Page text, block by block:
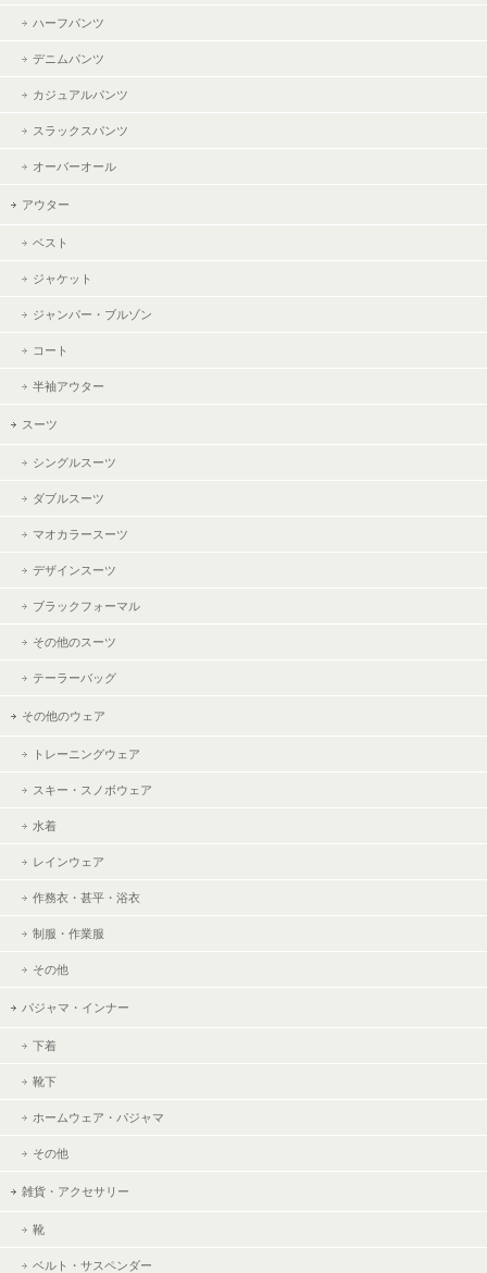
ハーフパンツ
デニムパンツ
カジュアルパンツ
スラックスパンツ
オーバーオール
アウター
ベスト
ジャケット
ジャンパー・ブルゾン
コート
半袖アウター
スーツ
シングルスーツ
ダブルスーツ
マオカラースーツ
デザインスーツ
ブラックフォーマル
その他のスーツ
テーラーバッグ
その他のウェア
トレーニングウェア
スキー・スノボウェア
水着
レインウェア
作務衣・甚平・浴衣
制服・作業服
その他
パジャマ・インナー
下着
靴下
ホームウェア・パジャマ
その他
雑貨・アクセサリー
靴
ベルト・サスペンダー